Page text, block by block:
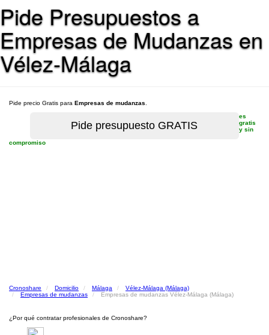
Pide Presupuestos a
Empresas de Mudanzas en
Vélez-Málaga
Pide precio Gratis para Empresas de mudanzas
es
gratis
y sin
compromiso
Cronoshare Domicilio Málaga
Vélez-Málaga (Málaga)
Empresas de mudanzas
Empresas de mudanzas Vélez-Málaga (Málaga)
¿Por qué contratar profesionales de Cronoshare?